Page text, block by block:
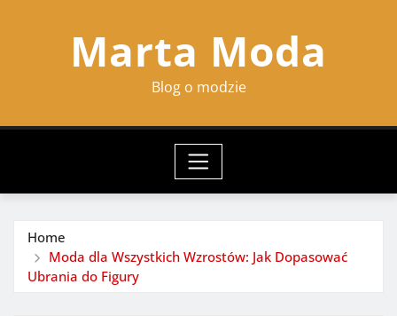
Marta Moda
Blog o modzie
Home
Moda dla Wszystkich Wzrostów: Jak Dopasować
Ubrania do Figury